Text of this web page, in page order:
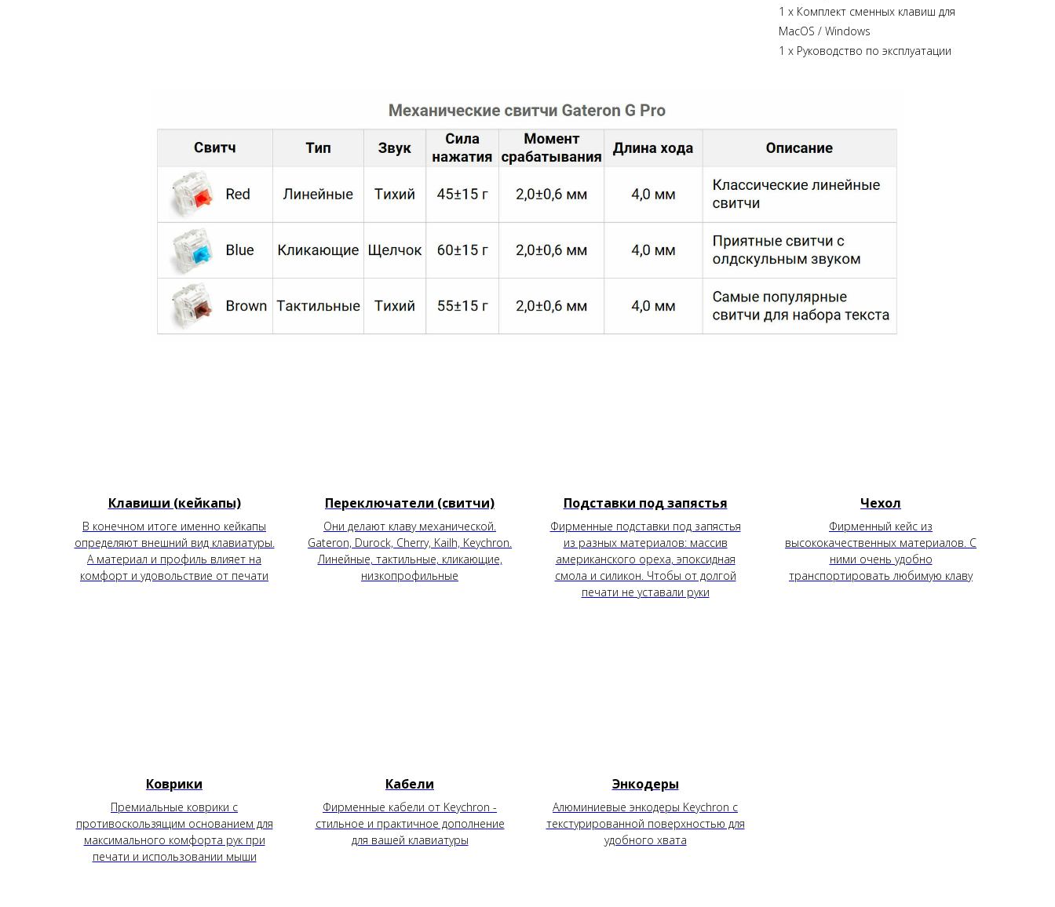
1 х Комплект сменных клавиш для
MacOS / Windows
1 х Руководство по эксплуатации
Клавиши (кейкапы)
В конечном итоге именно кейкапы
определяют внешний вид клавиатуры.
А материал и профиль влияет на
комфорт и удовольствие от печати
Переключатели (свитчи)
Они делают клаву механической.
Gateron, Durock, Cherry, Kailh, Keychron.
Линейные, тактильные, кликающие,
низкопрофильные
Подставки под запястья
Фирменные подставки под запястья
из разных материалов: массив
американского ореха, эпоксидная
смола и силикон. Чтобы от долгой
печати не уставали руки
Чехол
Фирменный кейс из
высококачественных материалов. С
ними очень удобно
транспортировать любимую клаву
Коврики
Премиальные коврики с
противоскользящим основанием для
максимального комфорта рук при
печати и использовании мыши
Кабели
Фирменные кабели от Keychron -
стильное и практичное дополнение
для вашей клавиатуры
Энкодеры
Алюминиевые энкодеры Keychron с
текстурированной поверхностью для
удобного хвата